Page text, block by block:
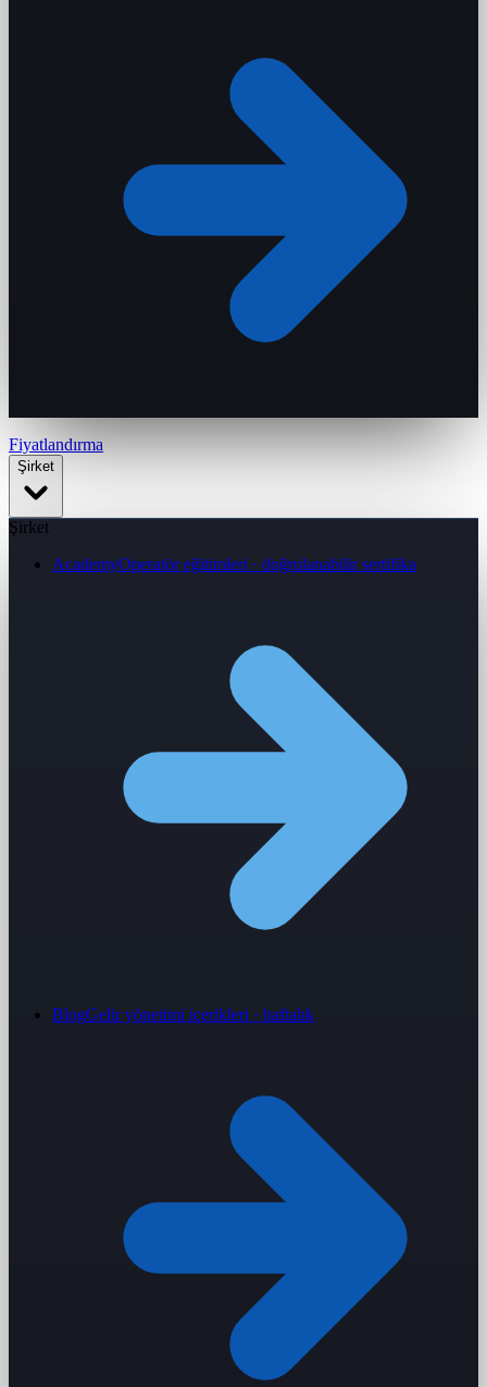
Fiyatlandırma
Şirket
Şirket
AcademyOperatör eğitimleri · doğrulanabilir sertifika
BlogGelir yönetimi içerikleri · haftalık